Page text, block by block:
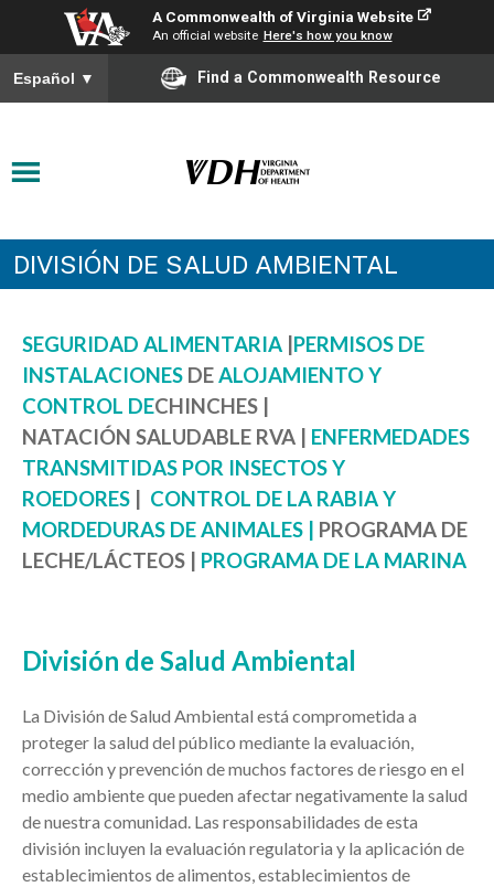
A Commonwealth of Virginia Website
An official website Here's how you know
Español ▼ Find a Commonwealth Resource
DIVISIÓN DE SALUD AMBIENTAL
SEGURIDAD ALIMENTARIA PERMISOS DE
INSTALACIONES DEALOJAMIENTO Y
CONTROL DECHINCHES |
NATACIÓN SALUDABLE RVA | ENFERMEDADES
TRANSMITIDAS POR INSECTOS Y
ROEDORES
CONTROL DE LA RABIA Y
MORDEDURAS DE ANIMALES |
PROGRAMA DE
LECHE/LÁCTEOS | PROGRAMA DE LA MARINA
División de Salud Ambiental
La División de Salud Ambiental está comprometida a
proteger la salud del público mediante la evaluación,
corrección y prevención de muchos factores de riesgo en el
medio ambiente que pueden afectar negativamente la salud
de nuestra comunidad. Las responsabilidades de esta
división incluyen la evaluación regulatoria y la aplicación de
establecimientos de alimentos, establecimientos de